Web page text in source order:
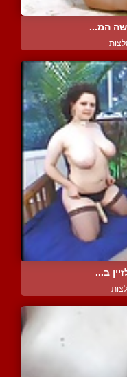
המ...
ב...